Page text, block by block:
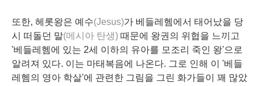
또한, 헤롯왕은 예수(Jesus)가 베들레헴에서 태어났을 당
시 떠돌던 말(메시아 탄생) 때문에 왕권의 위협을 느끼고
'베들레헴에 있는 2세 이하의 유아를 모조리 죽인 왕'으로
알려져 있다. 이는 마태복음에 나온다. 그로 인해 이 '베들
레헴의 영아 학살'에 관련한 그림을 그린 화가들이 꽤 많았